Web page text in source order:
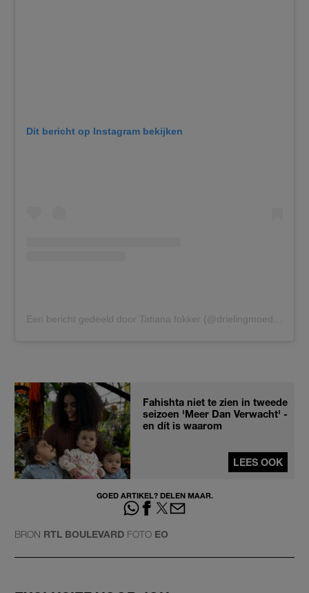
Dit bericht op Instagram bekijken
Fahishta niet te zien in tweede
seizoen 'Meer Dan Verwacht' -
en dít is waarom
LEES OOK
GOED ARTIKEL? DELEN MAAR.
BRON RTL BOULEVARD FOTO EO